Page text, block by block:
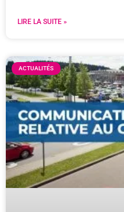
LIRE LA SUITE »
ACTUALITÉS